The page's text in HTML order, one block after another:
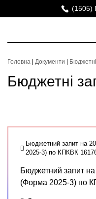
(1505)
Головна Документи
Бюджетні
Бюджетний запит на
2025-3) по КПКВК
Бюджетний запит
(Форма 2025-3) по